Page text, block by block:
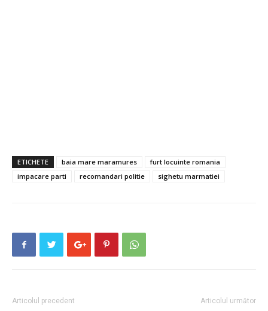
ETICHETE baia mare maramures
furt locuinte romania
impacare parti
recomandari politie sighetu marmatiei
Articolul precedent Articolul următor